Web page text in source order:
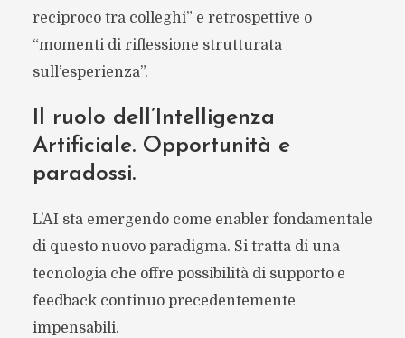
reciproco tra colleghi” e retrospettive o
“momenti di riflessione strutturata
sull’esperienza”.
Il ruolo dell’Intelligenza
Artificiale. Opportunità e
paradossi.
L’AI sta emergendo come enabler fondamentale
di questo nuovo paradigma. Si tratta di una
tecnologia che offre possibilità di supporto e
feedback continuo precedentemente
impensabili.